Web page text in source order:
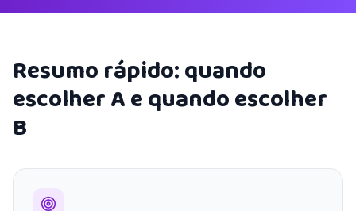
Resumo rápido: quando
escolher A e quando escolher
B